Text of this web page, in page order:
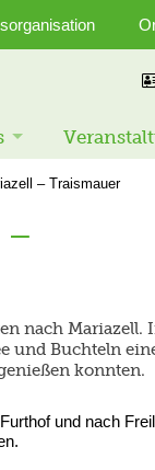
– Traismauer
–
nach Mariazell.
und Buchteln
konnten.
und nach